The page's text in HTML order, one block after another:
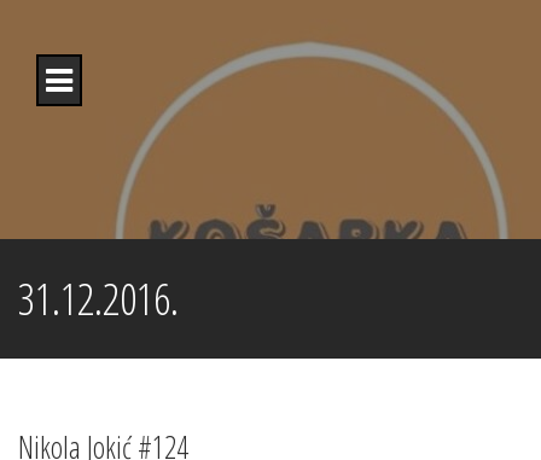
content
31.12.2016.
Nikola Jokić #124